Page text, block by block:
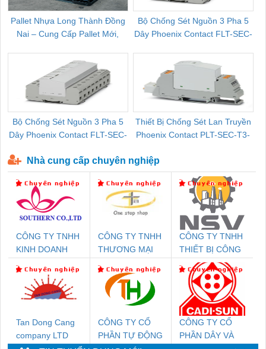
Pallet Nhựa Long Thành Đồng
Nai – Cung Cấp Pallet Mới,
Bộ Chống Sét Nguồn 3 Pha 5
Dây Phoenix Contact FLT-SEC-
Bộ Chống Sét Nguồn 3 Pha 5
Dây Phoenix Contact FLT-SEC-
Thiết Bị Chống Sét Lan Truyền
Phoenix Contact PLT-SEC-T3-
Nhà cung cấp chuyên nghiệp
CÔNG TY TNHH
KINH DOANH
PHƯƠNG NAM
CÔNG TY TNHH
THƯƠNG MẠI
NAM
CÔNG TY TNHH
THIẾT BỊ CÔNG
NGHIỆP NIHON
SETSUBI VIỆT
NAM
Tan Dong Cang
company LTD
CÔNG TY CỔ
PHẦN TỰ ĐỘNG
CÔNG TY CỔ
PHẦN DÂY VÀ